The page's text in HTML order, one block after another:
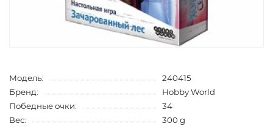
Модель:
240415
Бренд:
Hobby World
Победные очки:
34
Вес:
300 g